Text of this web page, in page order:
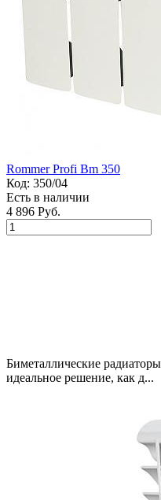
Rommer Profi Bm 350
Код: 350/04
Есть в наличии
4 896 Руб.
Биметаллические
идеальное решение, как д...